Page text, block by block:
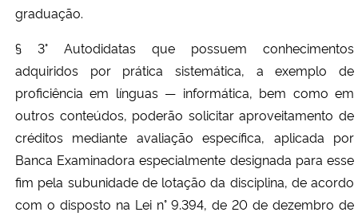
graduação.
§ 3° Autodidatas que possuem conhecimentos
adquiridos por prática sistemática, a exemplo de
proficiência em línguas — informática, bem como em
outros conteúdos, poderão solicitar aproveitamento de
créditos mediante avaliação específica, aplicada por
Banca Examinadora especialmente designada para esse
fim pela subunidade de lotação da disciplina, de acordo
com o disposto na Lei n° 9.394, de 20 de dezembro de